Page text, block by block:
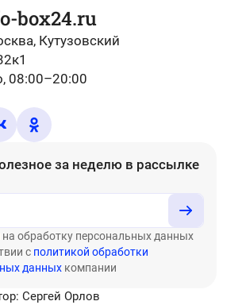
box24.ru
Кутузовский
08:00–20:00
за неделю в рассылке
на обработку персональных данных
с политикой обработки
данных компании
Сергей Орлов